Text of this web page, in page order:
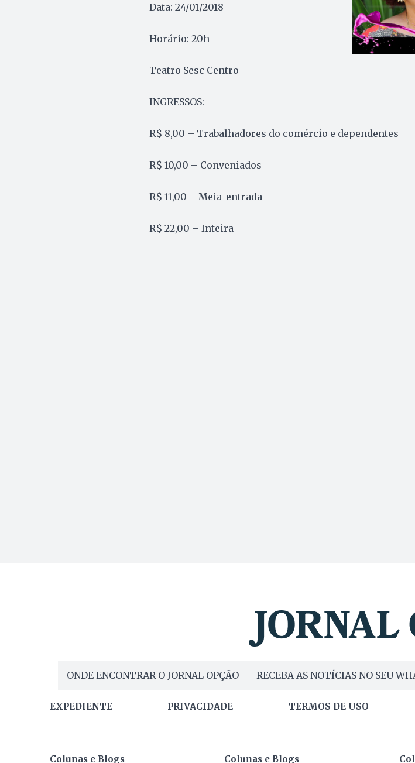
Data: 24/01/2018
Horário: 20h
Teatro Sesc Centro
INGRESSOS:
R$ 8,00 – Trabalhadores do comércio e dependentes
R$ 10,00 – Conveniados
R$ 11,00 – Meia-entrada
R$ 22,00 – Inteira
ONDE ENCONTRAR O JORNAL OPÇÃO RECEBA AS NOTÍCIAS NO SEU
EXPEDIENTE PRIVACIDADE TERMOS DE USO
Colunas e Blogs Colunas e Blogs